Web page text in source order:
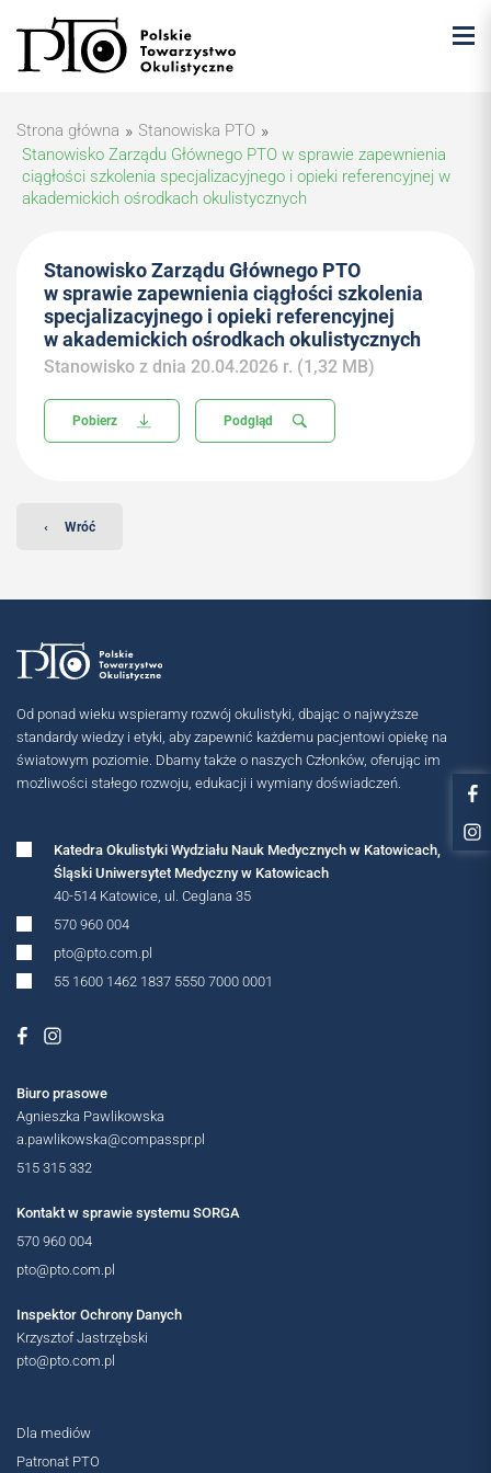
Strona główna » Stanowiska PTO »
Stanowisko Zarządu Głównego PTO w sprawie zapewnienia
ciągłości szkolenia specjalizacyjnego i opieki referencyjnej w
akademickich ośrodkach okulistycznych
Stanowisko Zarządu Głównego PTO
w sprawie zapewnienia ciągłości szkolenia
specjalizacyjnego i opieki referencyjnej
w akademickich ośrodkach okulistycznych
Stanowisko z dnia 20.04.2026 r. (1,32 MB)
Pobierz Podgląd
‹ Wróć
Od ponad wieku wspieramy rozwój okulistyki, dbając o najwyższe
standardy wiedzy i etyki, aby zapewnić każdemu pacjentowi opiekę na
światowym poziomie. Dbamy także o naszych Członków, oferując im
możliwości stałego rozwoju, edukacji i wymiany doświadczeń.
Katedra Okulistyki Wydziału Nauk Medycznych w Katowicach,
Śląski Uniwersytet Medyczny w Katowicach
40-514 Katowice, ul. Ceglana 35
570 960 004
pto@pto.com.pl
55 1600 1462 1837 5550 7000 0001
Biuro prasowe
Agnieszka Pawlikowska
a.pawlikowska@compasspr.pl
515 315 332
Kontakt w sprawie systemu SORGA
570 960 004
pto@pto.com.pl
Inspektor Ochrony Danych
Krzysztof Jastrzębski
pto@pto.com.pl
Dla mediów
Patronat PTO